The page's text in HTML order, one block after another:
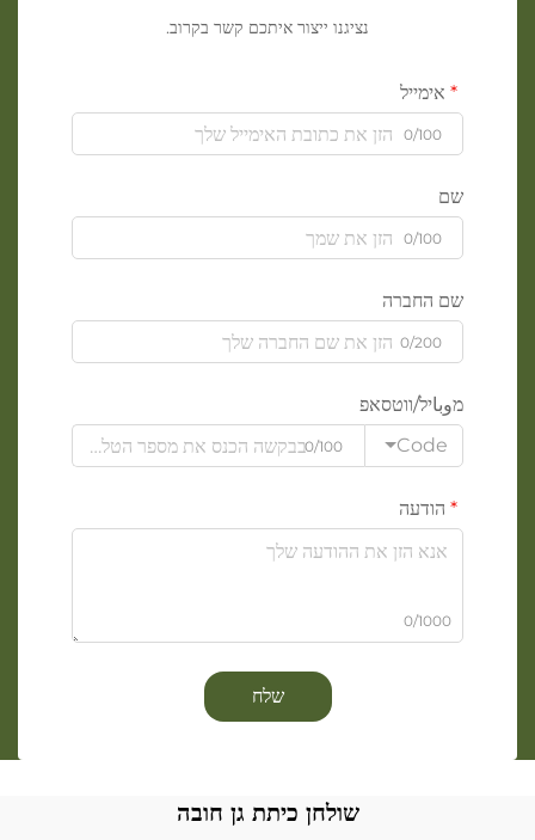
נציגנו ייצור איתכם קשר בקרוב.
אימייל
0/100
שם
0/100
שם החברה
0/200
מوباיל/ווטסאפ
Code
0/100
הודעה
0/1000
שלח
שולחן כיתת גן חובה